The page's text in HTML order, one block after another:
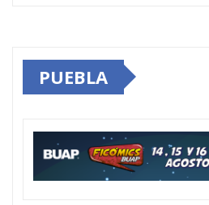
PUEBLA